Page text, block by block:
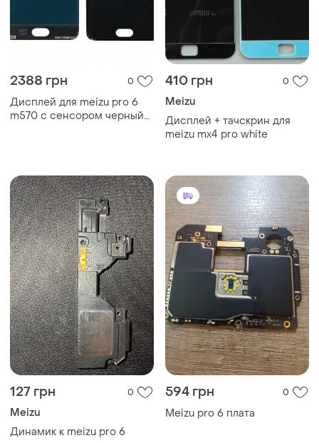
2388 грн 0
Дисплей для meizu pro 6
m570 с сенсором черный
410 грн 0
Meizu
Дисплей + тачскрин для
meizu mx4 pro white
127 грн 0
Meizu
Динамик к meizu pro 6
594 грн 0
Meizu pro 6 плата